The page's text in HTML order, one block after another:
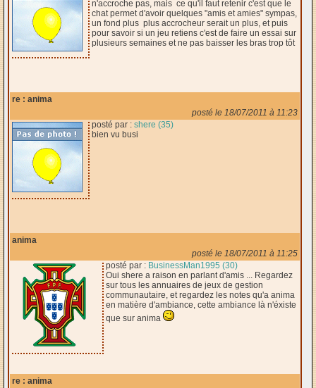
n'accroche pas, mais ce qu'il faut retenir c'est que le
chat permet d'avoir quelques "amis et amies" sympas,
un fond plus plus accrocheur serait un plus, et puis
pour savoir si un jeu retiens c'est de faire un essai sur
plusieurs semaines et ne pas baisser les bras trop tôt
re : anima
posté le 18/07/2011 à 11:23
posté par : shere (35)
bien vu busi
anima
posté le 18/07/2011 à 11:25
posté par : BusinessMan1995 (30)
Oui shere a raison en parlant d'amis ... Regardez
sur tous les annuaires de jeux de gestion
communautaire, et regardez les notes qu'a anima
en matière d'ambiance, cette ambiance là n'éxiste
que sur anima
re : anima